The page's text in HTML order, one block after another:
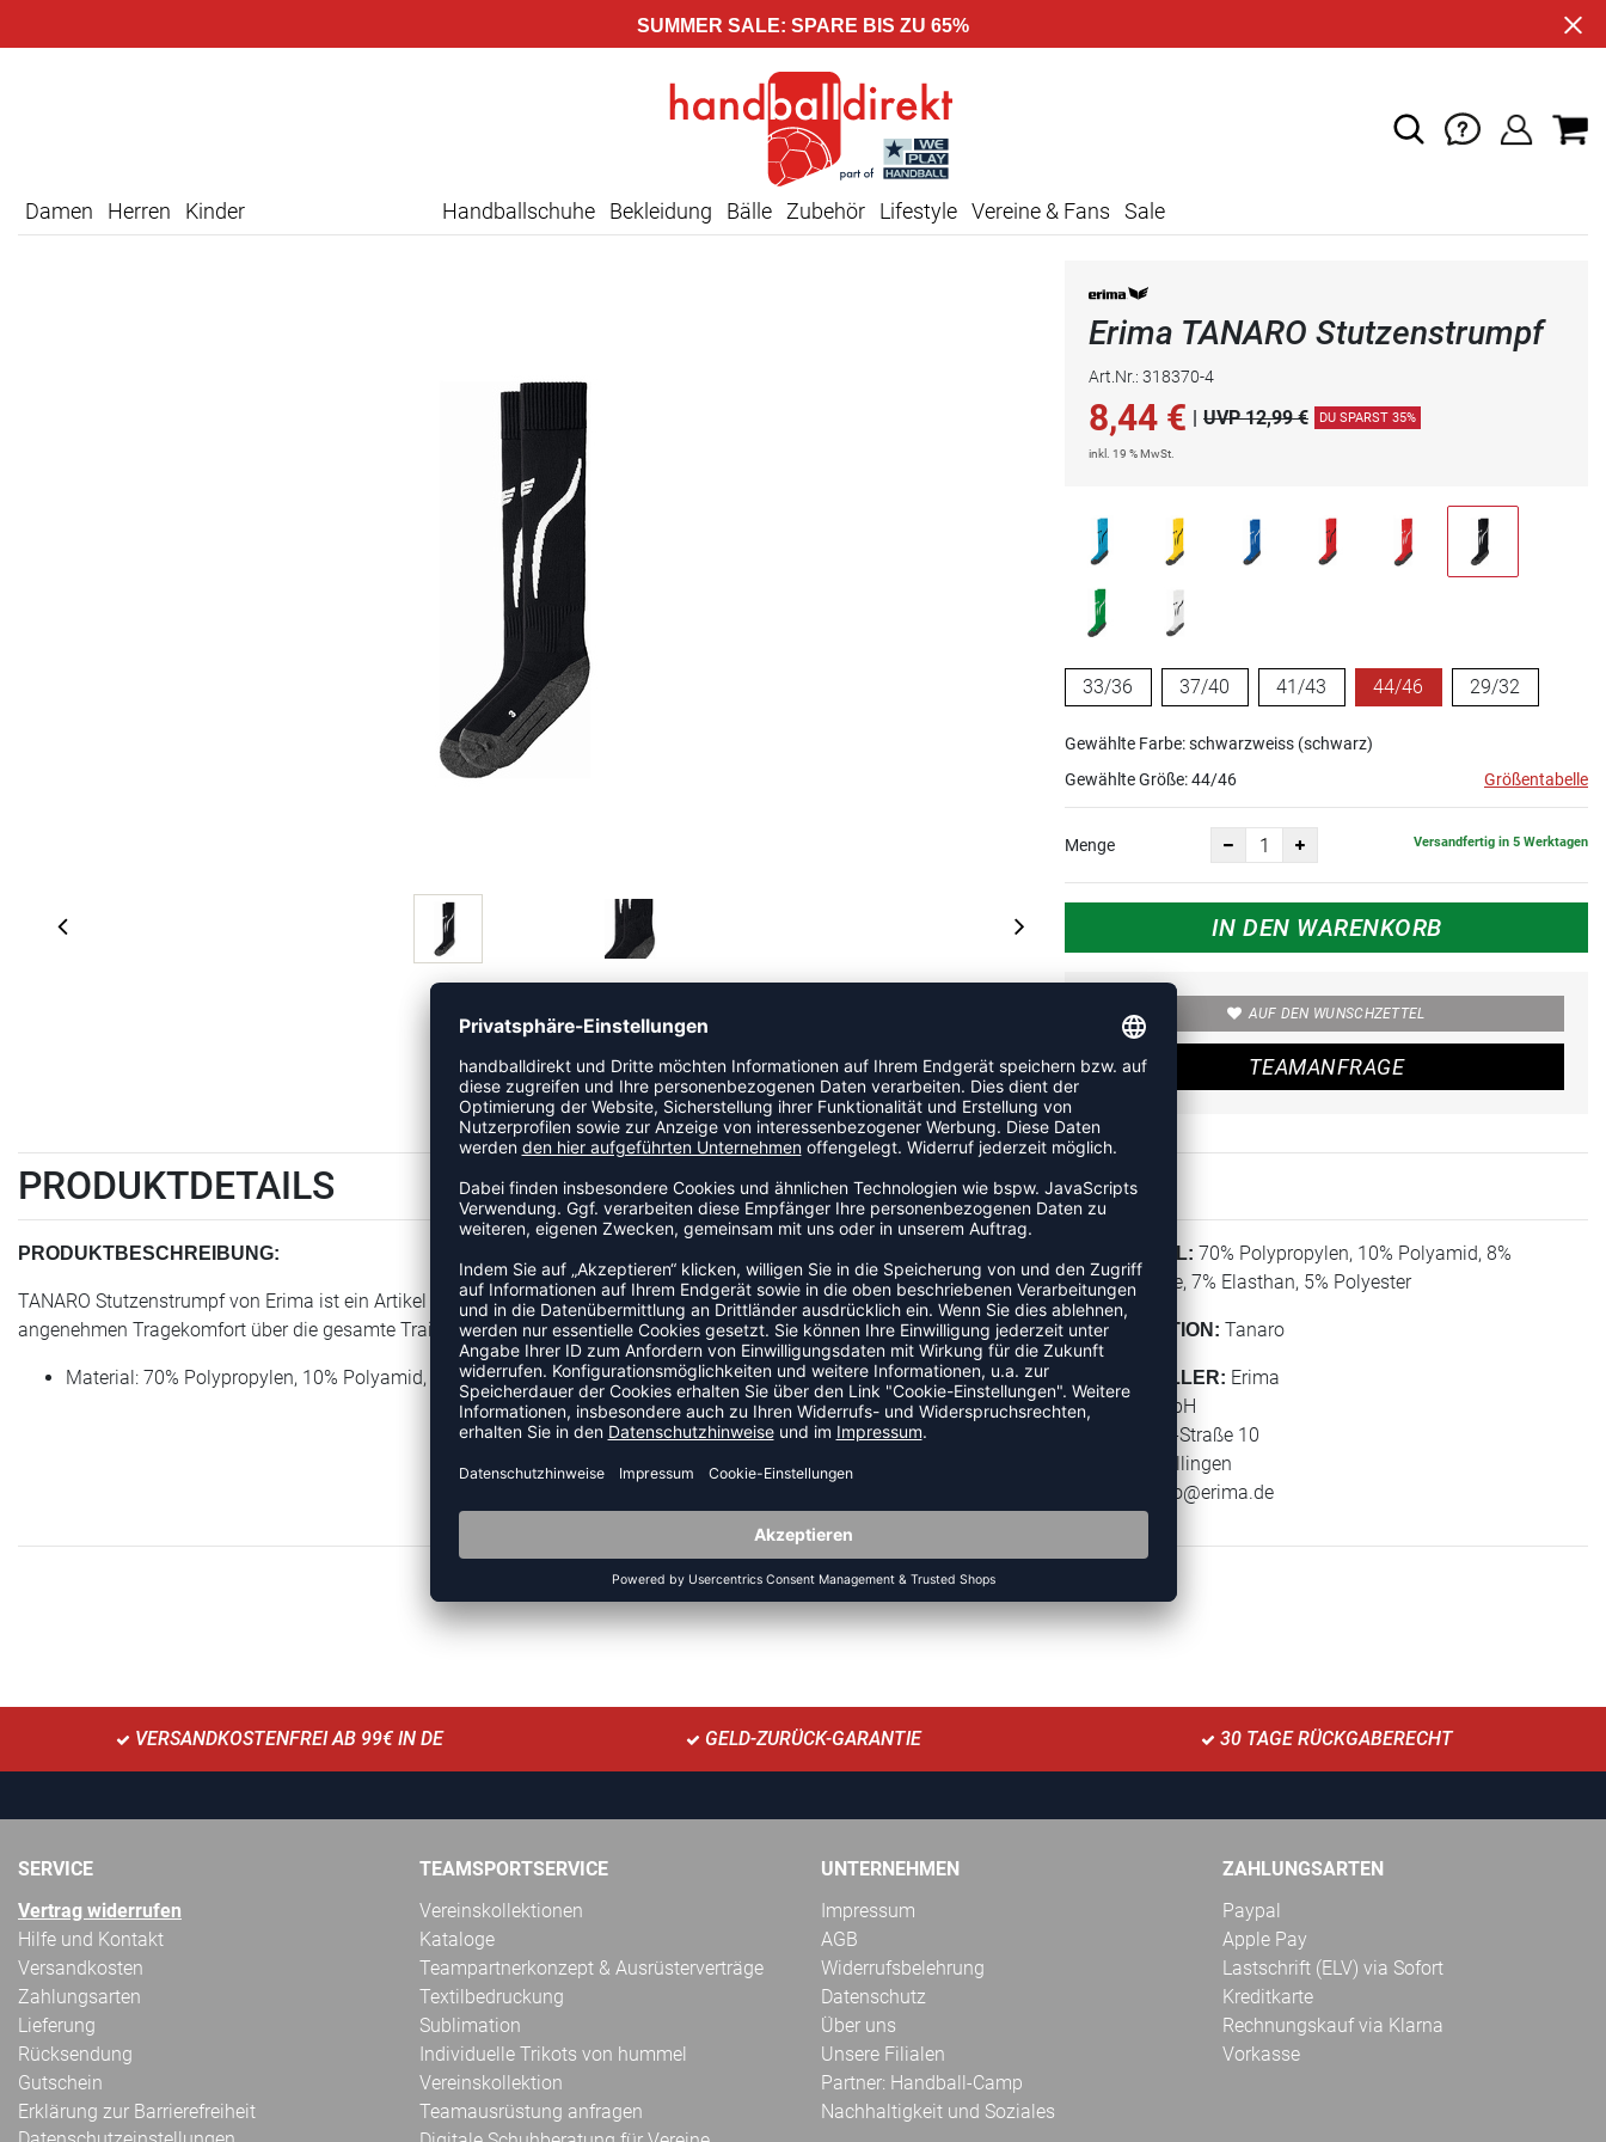
SUMMER SALE: SPARE BIS ZU 65%
Damen Herren Kinder Handballschuhe Bekleidung Bälle Zubehör Lifestyle Vereine & Fans Sale
Erima TANARO Stutzenstrumpf
Art.Nr.: 318370-4
8,44 € | UVP 12,99 € DU SPARST 35%
inkl. 19 % MwSt.
33/36 37/40 41/43 44/46 29/32
Gewählte Farbe: schwarzweiss (schwarz)
Gewählte Größe:44/46 Größentabelle
Menge Versandfertig in 5 Werktagen
IN DEN WARENKORB
AUF DEN WUNSCHZETTEL
TEAMANFRAGE
PRODUKTDETAILS
PRODUKTBESCHREIBUNG:
TANARO Stutzenstrumpf von Erima ist ein Artikel der Kategorie Stutzen. Sorgt für einen guten Sitz im Schuh und
angenehmen Tragekomfort über die gesamte Trainingseinheit. Das Modell ist Teil der Tanaro-Kollektion von Erima.
Material: 70% Polypropylen, 10% Polyamid, 8% Baumwolle, 7% Elasthan, 5% Polyester
MATERIAL: 70% Polypropylen, 10% Polyamid, 8%
Baumwolle, 7% Elasthan, 5% Polyester
KOLLEKTION: Tanaro
HERSTELLER: Erima
Erima GmbH
Carl-Zeiss-Straße 10
72793 Pfullingen
info@erima.de
ZULETZT ANGESEHEN
VERSANDKOSTENFREI AB 99€ IN DE GELD-ZURÜCK-GARANTIE 30 TAGE RÜCKGABERECHT
SERVICE
Vertrag widerrufen
Hilfe und Kontakt
Versandkosten
Zahlungsarten
Lieferung
Rücksendung
Gutschein
Erklärung zur Barrierefreiheit
TEAMSPORTSERVICE
Vereinskollektionen
Kataloge
Teampartnerkonzept & Ausrüsterverträge
Textilbedruckung
Sublimation
Individuelle Trikots von hummel
Vereinskollektion
Teamausrüstung anfragen
UNTERNEHMEN
Impressum
AGB
Widerrufsbelehrung
Datenschutz
Über uns
Unsere Filialen
Partner: Handball-Camp
Nachhaltigkeit und Soziales
ZAHLUNGSARTEN
Paypal
Apple Pay
Lastschrift (ELV) via Sofort
Kreditkarte
Rechnungskauf via Klarna
Vorkasse